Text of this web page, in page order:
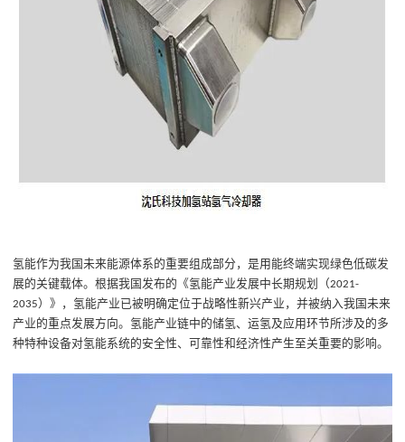
氢能作为我国未来能源体系的重要组成部分 ，是用能终端实现绿色低碳发
展的关键载体。根据我国发布的《氢能产业发展中长期规划（2021-
2035）》，氢能产业已被明确定位于战略性新兴产业，并被纳入我国未来
产业的重点发展方向。氢能产业链中的储氢、运氢及应用环节所涉及的多
种特种设备对氢能系统的安全性、可靠性和经济性产生至关重要的影响。